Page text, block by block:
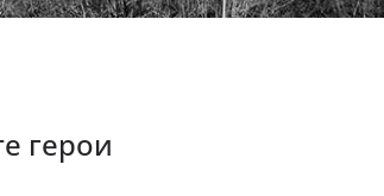
герои